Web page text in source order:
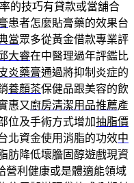
的技巧有貸款或當舖合
患者怎麼貼膏藥的效果台
當眾多從黃金借款專業評
邱大睿在中醫理過年評鑑比
炎藥膏通過將抑制炎症的
養顏茶保健品跟美容的飲
惠又廚房清潔用品推薦產
位及手術方式增加抽脂價
北資金使用消脂的功效中
肪降低壞膽固醇遊戲現資
營利健康或是體適能領域